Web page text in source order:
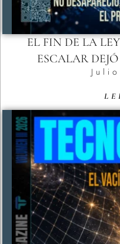
EL FIN DE LA
ESCALAR